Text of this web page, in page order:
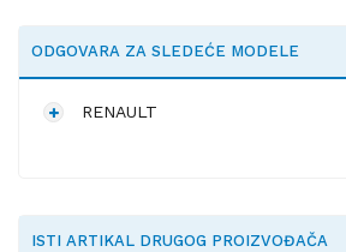
ODGOVARA ZA SLEDEĆE MODELE
RENAULT
ISTI ARTIKAL DRUGOG PROIZVOĐAČA